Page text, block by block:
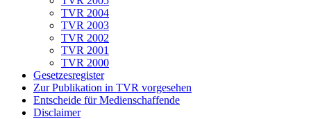
TVR 2004
TVR 2003
TVR 2002
TVR 2001
TVR 2000
Gesetzesregister
Zur Publikation in TVR vorgesehen
Entscheide für Medienschaffende
Disclaimer